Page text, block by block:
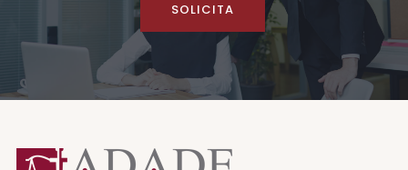
SOLICITA